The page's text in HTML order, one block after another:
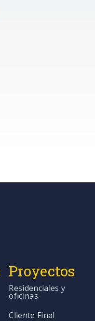
Proyectos
Residenciales y
oficinas
Cliente Final